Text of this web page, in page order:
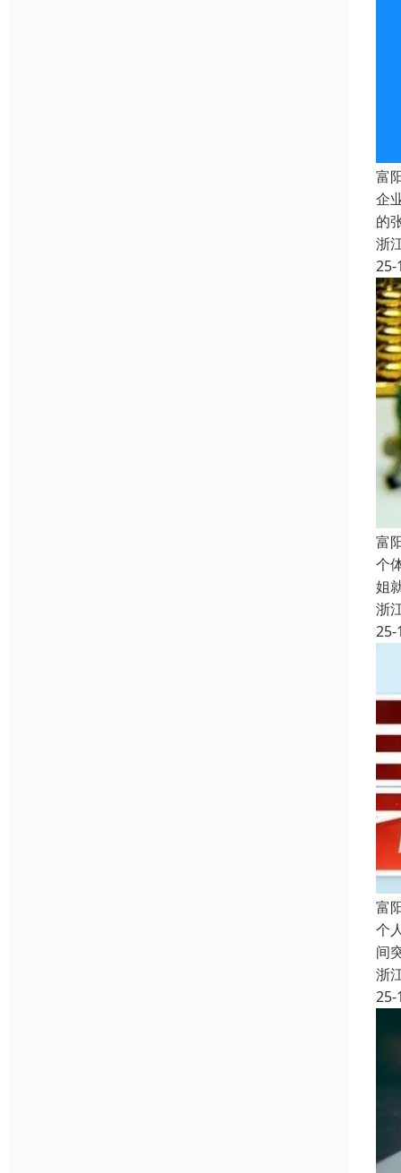
富
企
的
浙
25-
富
个
姐
浙
25-
富
个
间
浙
25-